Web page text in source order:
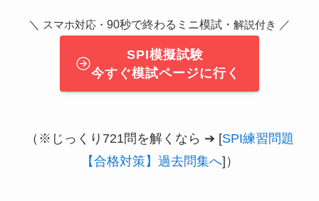
＼ スマホ対応・ 90秒で終わるミニ模試・ 解説付き ／
SPI模擬試験
今すぐ模試ページに行く
（※じっくり721問を解くなら ➔ [SPI練習問題
【合格対策】過去問集へ]）